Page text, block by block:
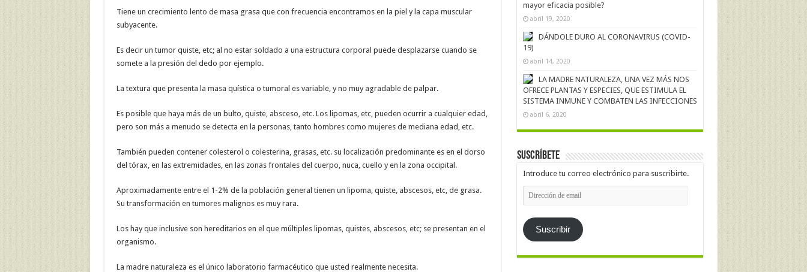
Tiene un crecimiento lento de masa grasa que con frecuencia encontramos en la piel y la capa muscular
subyacente.
Es decir un tumor quiste, etc; al no estar soldado a una estructura corporal puede desplazarse cuando se
somete a la presión del dedo por ejemplo.
La textura que presenta la masa quística o tumoral es variable, y no muy agradable de palpar.
Es posible que haya más de un bulto, quiste, absceso, etc. Los lipomas, etc, pueden ocurrir a cualquier edad,
pero son más a menudo se detecta en la personas, tanto hombres como mujeres de mediana edad, etc.
También pueden contener colesterol o colesterina, grasas, etc. su localización predominante es en el dorso
del tórax, en las extremidades, en las zonas frontales del cuerpo, nuca, cuello y en la zona occipital.
Aproximadamente entre el 1-2% de la población general tienen un lipoma, quiste, abscesos, etc, de grasa.
Su transformación en tumores malignos es muy rara.
Los hay que inclusive son hereditarios en el que múltiples lipomas, quistes, abscesos, etc; se presentan en el
organismo.
La madre naturaleza es el único laboratorio farmacéutico que usted realmente necesita.
mayor eficacia posible?
abril 19, 2020
DÁNDOLE DURO AL CORONAVIRUS (COVID-
19)
abril 14, 2020
LA MADRE NATURALEZA, UNA VEZ MÁS NOS
OFRECE PLANTAS Y ESPECIES, QUE ESTIMULA EL
SISTEMA INMUNE Y COMBATEN LAS INFECCIONES
abril 6, 2020
Suscríbete
Introduce tu correo electrónico para suscribirte.
Dirección
de
Suscribir